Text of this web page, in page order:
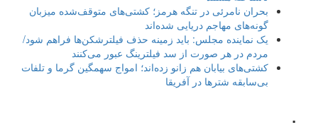
بحران نامرئی در تنگه هرمز؛ کشتی‌های متوقف‌شده میزبان
گونه‌های مهاجم دریایی شده‌اند
یک نماینده مجلس: باید زمینه حذف فیلترشکن‌ها فراهم شود/
مردم در هر صورت از سد فیلترینگ عبور می‌کنند
کشتی‌های بیابان هم زانو زده‌اند؛ امواج سهمگین گرما و تلفات
بی‌سابقه شترها در آفریقا
.